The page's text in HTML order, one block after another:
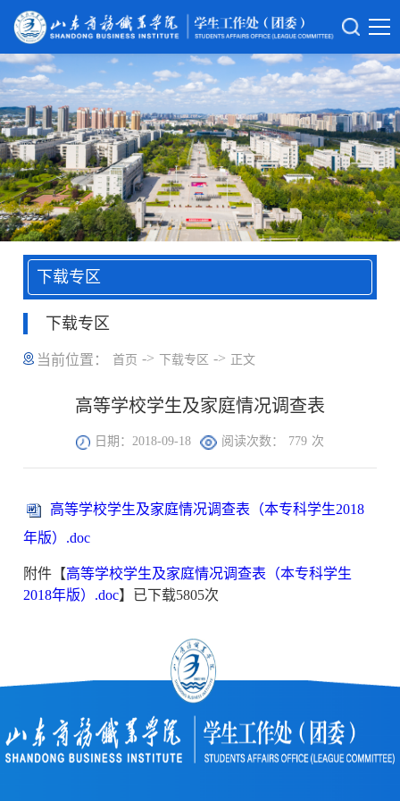
下载专区
下载专区
当前位置： 首页 -> 下载专区 -> 正文
高等学校学生及家庭情况调查表
日期：2018-09-18 阅读次数： 779 次
高等学校学生及家庭情况调查表（本专科学生2018
年版）.doc
附件【高等学校学生及家庭情况调查表（本专科学生
2018年版）.doc】已下载5805次